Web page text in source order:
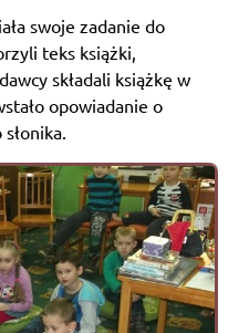
swoje zadanie do
teks książki,
składali książkę w
opowiadanie o